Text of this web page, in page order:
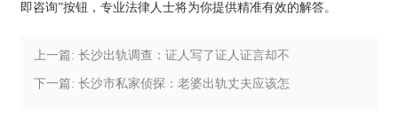
即咨询”按钮，专业法律人士将为你提供精准有效的解答。
上一篇: 长沙出轨调查：证人写了证人证言却不
出庭怎么办
下一篇: 长沙市私家侦探：老婆出轨丈夫应该怎